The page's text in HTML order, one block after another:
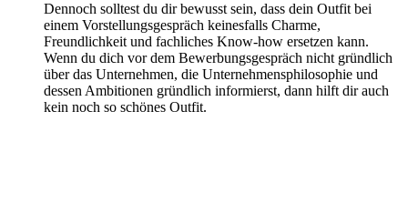
Dennoch solltest du dir bewusst sein, dass dein Outfit bei
einem Vorstellungsgespräch keinesfalls Charme,
Freundlichkeit und fachliches Know-how ersetzen kann.
Wenn du dich vor dem Bewerbungsgespräch nicht gründlich
über das Unternehmen, die Unternehmensphilosophie und
dessen Ambitionen gründlich informierst, dann hilft dir auch
kein noch so schönes Outfit.